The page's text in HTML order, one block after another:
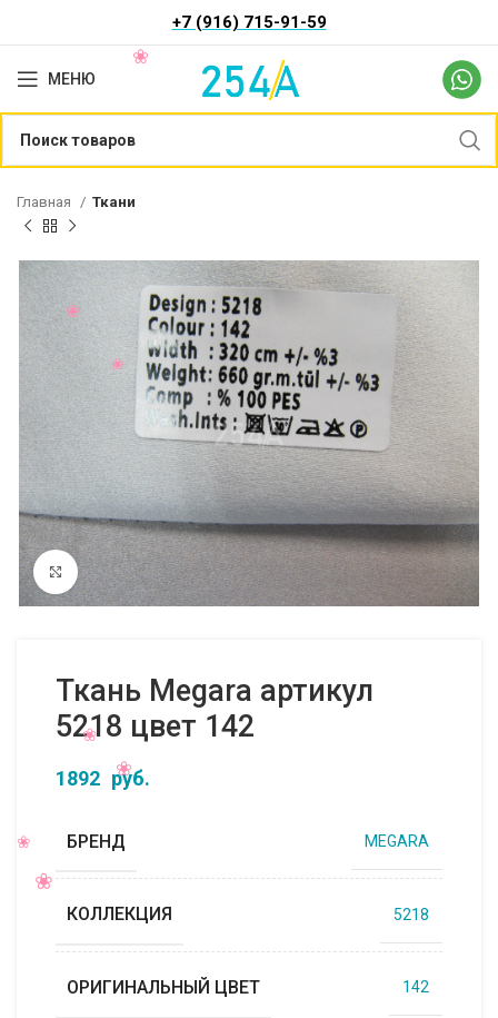
+7 (916) 715-91-59
МЕНЮ
Главная Ткани
Нажмите, чтобы увеличить
Ткань Megara артикул
5218 цвет 142
1892 руб.
БРЕНД MEGARA
КОЛЛЕКЦИЯ 5218
ОРИГИНАЛЬНЫЙ ЦВЕТ 142